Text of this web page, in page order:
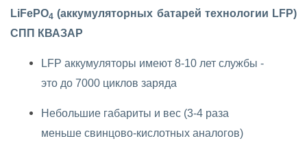
LiFePO4 (аккумуляторных батарей технологии LFP)
СПП КВАЗАР
LFP аккумуляторы имеют 8-10 лет службы -
это до 7000 циклов заряда
Небольшие габариты и вес (3-4 раза
меньше свинцово-кислотных аналогов)